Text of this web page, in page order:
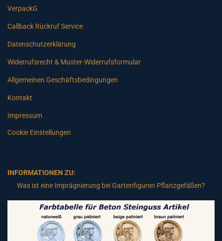
VerpackG
Callback Rückruf Service
Datenschutzerklärung
Widerrufsrecht & Muster-Widerrufsformular
Allgemeinen Geschäftsbedingungen
Kontakt
Impressum
Cookie Einstellungen
INFORMATIONEN ZU:
Was ist eine Imprägnierung bei Gartenfiguren Pflanzgefäßen?